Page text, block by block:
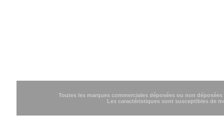
Toutes les marques commerciales déposées ou non
Les caractéristiques sont susceptibles de